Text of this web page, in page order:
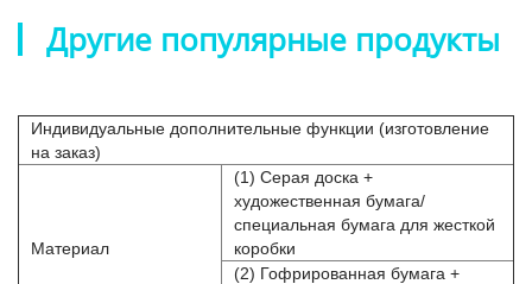
Другие популярные продукты
Индивидуальные дополнительные функции (изготовление
на заказ)
Материал
(1) Серая доска +
художественная бумага/
специальная бумага для жесткой
коробки
(2) Гофрированная бумага +